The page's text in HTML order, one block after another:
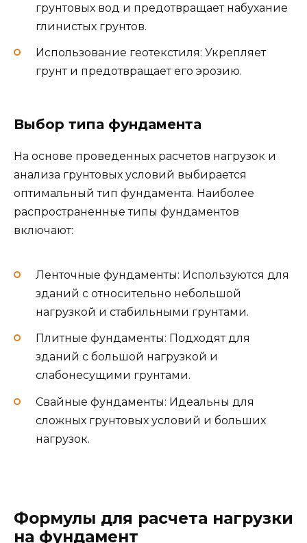
грунтовых вод и предотвращает набухание
глинистых грунтов.
Использование геотекстиля: Укрепляет
грунт и предотвращает его эрозию.
Выбор типа фундамента
На основе проведенных расчетов нагрузок и
анализа грунтовых условий выбирается
оптимальный тип фундамента. Наиболее
распространенные типы фундаментов
включают:
Ленточные фундаменты: Используются для
зданий с относительно небольшой
нагрузкой и стабильными грунтами.
Плитные фундаменты: Подходят для
зданий с большой нагрузкой и
слабонесущими грунтами.
Свайные фундаменты: Идеальны для
сложных грунтовых условий и больших
нагрузок.
Формулы для расчета нагрузки
на фундамент